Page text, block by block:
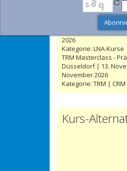
Kategorie:
Leitender Notarzt -
Online-
| 07. November 2026
2026
Kategorie: LNA-Kurse
TRM Masterclass -
Düsseldorf | 13.
November 2026
Kategorie: TRM |
Kurs-